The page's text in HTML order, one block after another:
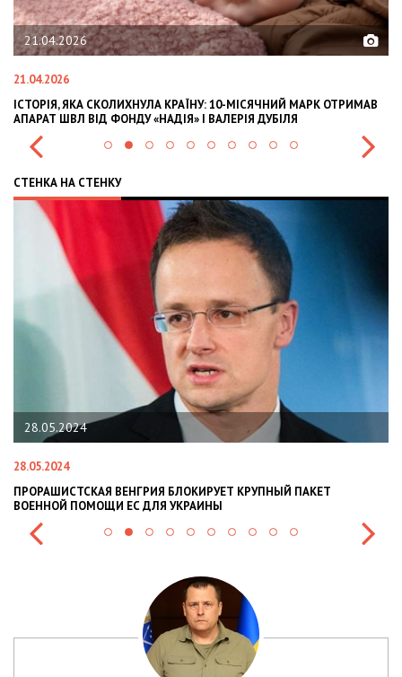
21.04.2026
21.04.2026
ІСТОРІЯ, ЯКА СКОЛИХНУЛА КРАЇНУ: 10-МІСЯЧНИЙ МАРК ОТРИМАВ
АПАРАТ ШВЛ ВІД ФОНДУ «НАДІЯ» І ВАЛЕРІЯ ДУБІЛЯ
СТЕНКА НА СТЕНКУ
28.05.2024
28.05.2024
ПРОРАШИСТСКАЯ ВЕНГРИЯ БЛОКИРУЕТ КРУПНЫЙ ПАКЕТ
ВОЕННОЙ ПОМОЩИ ЕС ДЛЯ УКРАИНЫ